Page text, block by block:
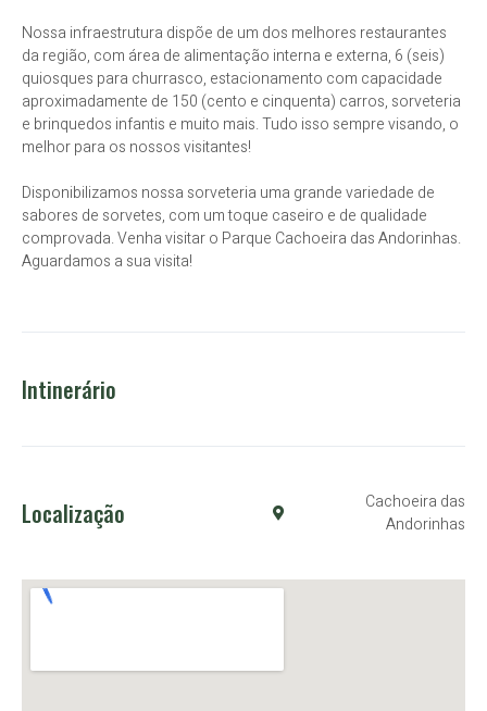
Nossa infraestrutura dispõe de um dos melhores restaurantes
da região, com área de alimentação interna e externa, 6 (seis)
quiosques para churrasco, estacionamento com capacidade
aproximadamente de 150 (cento e cinquenta) carros, sorveteria
e brinquedos infantis e muito mais. Tudo isso sempre visando, o
melhor para os nossos visitantes!
Disponibilizamos nossa sorveteria uma grande variedade de
sabores de sorvetes, com um toque caseiro e de qualidade
comprovada. Venha visitar o Parque Cachoeira das Andorinhas.
Aguardamos a sua visita!
Intinerário
Localização
Cachoeira das
Andorinhas